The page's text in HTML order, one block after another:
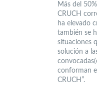
Más del
CRUCH
ha elevado
también se
situaciones
solución a
conforman
CRUCH”.